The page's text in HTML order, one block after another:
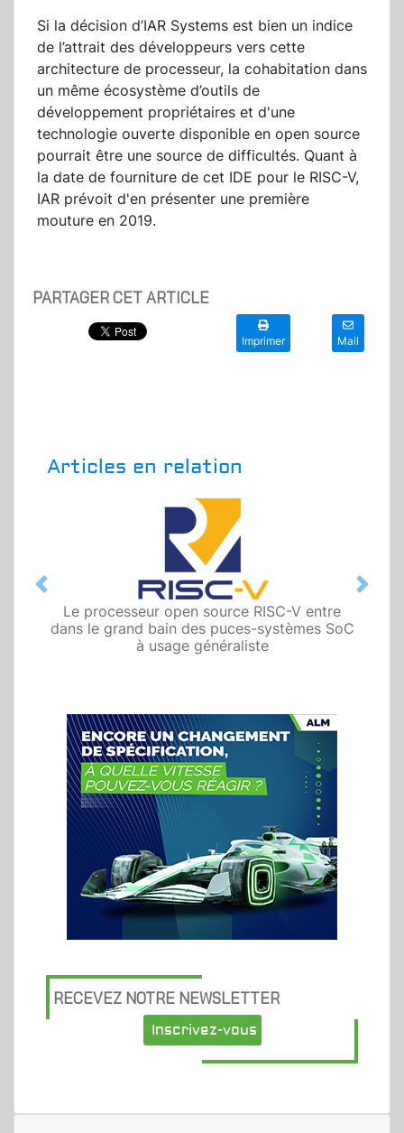
Si la décision d’IAR Systems est bien un indice
de l’attrait des développeurs vers cette
architecture de processeur, la cohabitation dans
un même écosystème d’outils de
développement propriétaires et d'une
technologie ouverte disponible en open source
pourrait être une source de difficultés. Quant à
la date de fourniture de cet IDE pour le RISC-V,
IAR prévoit d'en présenter une première
mouture en 2019.
PARTAGER CET ARTICLE
Imprimer Mail
Articles en relation
Le processeur open source RISC-V entre
dans le grand bain des puces-systèmes SoC
à usage généraliste
Previous Next
RECEVEZ NOTRE NEWSLETTER
Inscrivez-vous